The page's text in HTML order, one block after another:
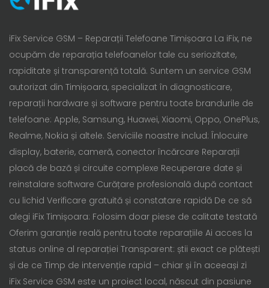
iFix Service GSM – Reparații Telefoane Timișoara La iFix, ne
ocupăm de reparația telefoanelor tale cu seriozitate,
rapiditate și transparență totală. Suntem un service GSM
autorizat din Timișoara, specializat în diagnosticare,
reparații hardware și software pentru toate brandurile de
telefoane: Apple, Samsung, Huawei, Xiaomi, Oppo, OnePlus,
Realme, Nokia și altele. Serviciile noastre includ: Înlocuire
display, baterie, cameră, conector încărcare Reparații
placă de bază și circuite complexe Recuperare date și
reinstalare software Curățare profesională după contact
cu lichid Verificare gratuită și constatare rapidă De ce să
alegi iFix Timișoara: Folosim doar piese de calitate testată
Oferim garanție reală pentru toate reparațiile Ai acces la
status online al reparației Transparent: știi exact ce plătești
și de ce Timp de intervenție rapid – chiar și în aceeași zi
iFix Service GSM este un proiect local, născut din pasiune